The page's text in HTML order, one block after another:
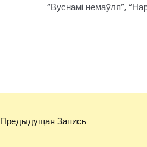
“Вуснамі немаўля”,
Предыдущая Запись